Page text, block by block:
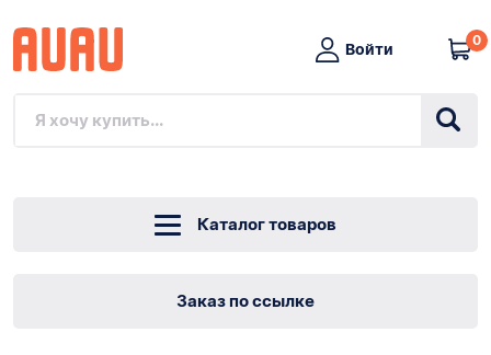
Войти
0
Каталог товаров
Заказ по ссылке